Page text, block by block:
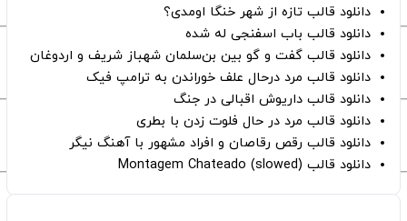
دانلود قالب تازه از شهر خنگا اومدی؟
دانلود قالب باب اسفنجی له شده
دانلود قالب گفت و گو بین بن‌سلمان شهباز شریف و اردوغان
دانلود قالب مرد درحال علف خوراندن به ترامپ فیک
دانلود قالب داریوش اقبالی در جنگ
دانلود قالب مرد در حال فلوت زدن با بطری
دانلود قالب رقص رقاصان و افراد مشهور با آهنگ نیگر
دانلود قالب Montagem Chateado (slowed)